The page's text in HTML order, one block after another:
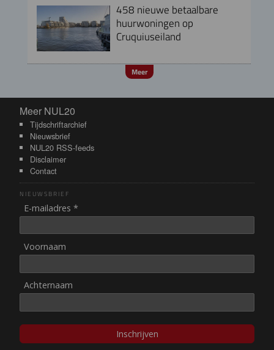
458 nieuwe betaalbare
huurwoningen op
Cruquiuseiland
Meer
Meer NUL20
Meer NUL20
Tijdschriftarchief
Nieuwsbrief
NUL20 RSS-feeds
Disclaimer
Contact
NIEUWSBRIEF
E-mailadres *
Voornaam
Achternaam
Inschrijven